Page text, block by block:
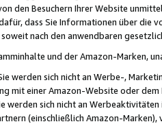
den Besuchern Ihrer Website
dass Sie Informationen über die
nach den anwendbaren
und der Amazon-Marken,
werden sich nicht an Werbe-,
mit einer Amazon-Website oder
werden sich nicht an
(einschließlich Amazon-